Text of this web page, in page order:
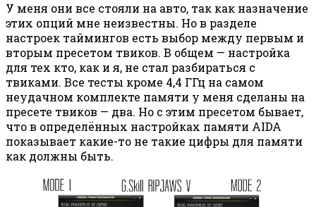
У меня они все стояли на авто, так как назначение
этих опций мне неизвестны. Но в разделе
настроек таймингов есть выбор между первым и
вторым пресетом твиков. В общем — настройка
для тех кто, как и я, не стал разбираться с
твиками. Все тесты кроме 4,4 ГГц на самом
неудачном комплекте памяти у меня сделаны на
пресете твиков — два. Но с этим пресетом бывает,
что в определённых настройках памяти AIDA
показывает какие-то не такие цифры для памяти
как должны быть.